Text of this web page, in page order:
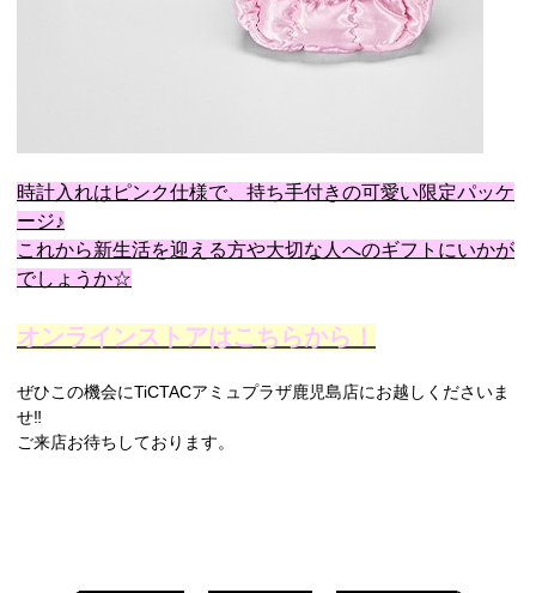
時計入れはピンク仕様で、持ち手付きの可愛い限定パッケ
ージ♪
これから新生活を迎える方や大切な人へのギフトにいかが
でしょうか☆
オンラインストアはこちらから！
ぜひこの機会にTiCTACアミュプラザ鹿児島店にお越しくださいま
せ‼︎
ご来店お待ちしております。